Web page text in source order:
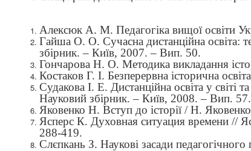
Алексюк А. М. Педагогіка вищої освіти
Гайша О. О. Сучасна дистанційна освіта:
збірник. – Київ, 2007. – Вип. 50.
Гончарова Н. О. Методика викладання
Костаков Г. І. Безперервна історична
Судакова І. Е. Дистанційна освіта у світі
Науковий збірник. – Київ, 2008. – Вип. 57.
Яковенко Н. Вступ до історії / Н.
Ясперс К. Духовная ситуация времени //
288-419.
Слєпкань З. Наукові засади